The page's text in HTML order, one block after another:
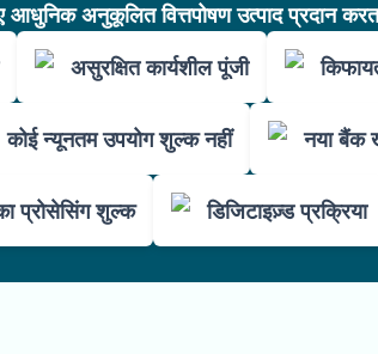
अनुकूलित वित्तपोषण उत्पाद प्रदान
असुरक्षित कार्यशील पूंजी
कोई न्यूनतम उपयोग शुल्क नहीं नया बैंक
प्रोसेसिंग शुल्क डिजिटाइज़्ड प्रक्रिया